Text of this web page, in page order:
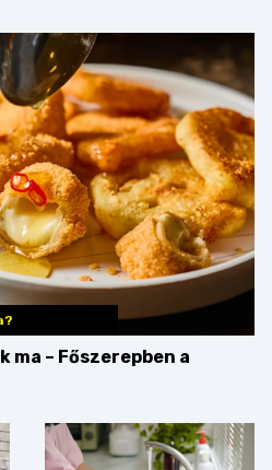
ma – Főszerepben a